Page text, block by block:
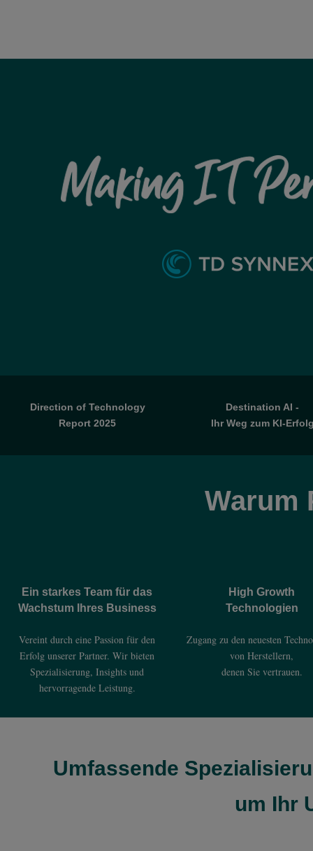
Direction of Technology
Report 2025
Destination AI -
Ihr Weg zum KI-
Warum
Ein starkes Team für das
Wachstum Ihres Business
Vereint durch eine Passion für den
Erfolg unserer Partner. Wir bieten
Spezialisierung, Insights und
hervorragende Leistung.
High Growth
Technologien
Zugang zu den neuesten
von Herstellern,
denen Sie vertrauen.
Umfassende
um Ihr